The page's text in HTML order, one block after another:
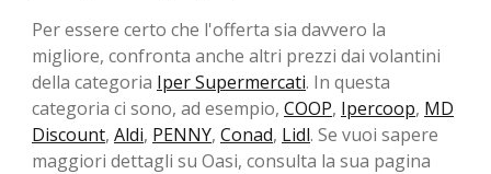
Per essere certo che l'offerta sia davvero la
migliore, confronta anche altri prezzi dai volantini
della categoria Iper Supermercati. In questa
categoria ci sono, ad esempio, COOP, Ipercoop, MD
Discount, Aldi, PENNY, Conad, Lidl. Se vuoi sapere
maggiori dettagli su Oasi, consulta la sua pagina